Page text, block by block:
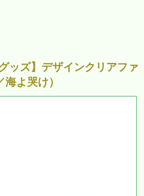
ッズ】デザインクリアファ
よ哭け）